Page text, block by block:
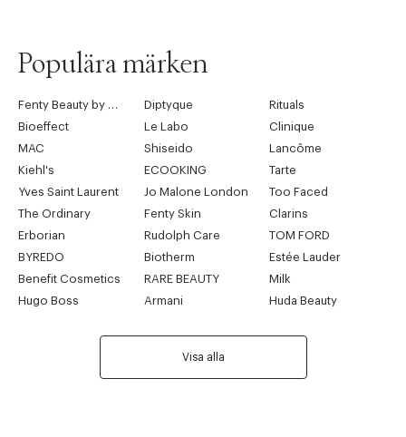
Populära märken
Diptyque
Rituals
Bioeffect
Le Labo
Clinique
MAC
Shiseido
Lancôme
Kiehl's
ECOOKING
Tarte
Yves Saint Laurent
Jo Malone London
Too Faced
The Ordinary
Fenty Skin
Clarins
Erborian
Rudolph Care
TOM FORD
BYREDO
Biotherm
Estée Lauder
Benefit Cosmetics
RARE BEAUTY
Milk
Hugo Boss
Armani Huda Beauty
Visa alla